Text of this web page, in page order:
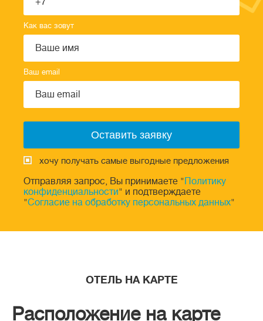
Как вас зовут
Ваш email
хочу получать самые выгодные предложения
Отправляя запрос, Вы принимаете "Политику
конфиденциальности" и подтверждаете
"Согласие на обработку персональных данных"
ОТЕЛЬ НА КАРТЕ
Расположение на карте